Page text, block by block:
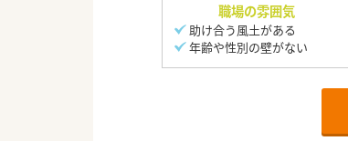
職場の雰囲気
助け合う風土がある
年齢や性別の壁がない